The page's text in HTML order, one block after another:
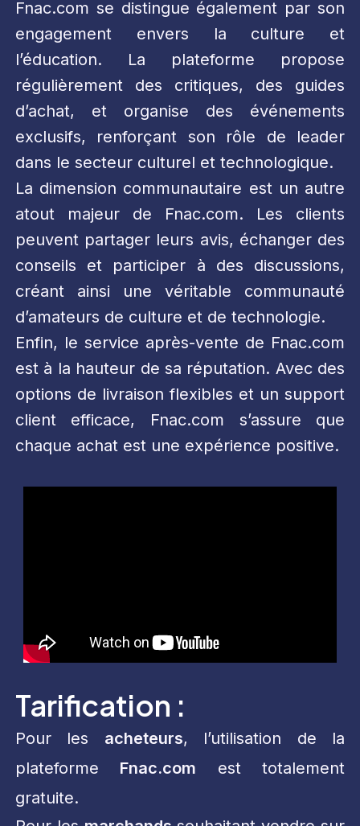
Fnac.com se distingue également par son
engagement envers la culture et
l’éducation. La plateforme propose
régulièrement des critiques, des guides
d’achat, et organise des événements
exclusifs, renforçant son rôle de leader
dans le secteur culturel et technologique.
La dimension communautaire est un autre
atout majeur de Fnac.com. Les clients
peuvent partager leurs avis, échanger des
conseils et participer à des discussions,
créant ainsi une véritable communauté
d’amateurs de culture et de technologie.
Enfin, le service après-vente de Fnac.com
est à la hauteur de sa réputation. Avec des
options de livraison flexibles et un support
client efficace, Fnac.com s’assure que
chaque achat est une expérience positive.
Tarification :
Pour les acheteurs, l’utilisation de la
plateforme Fnac.com est totalement
gratuite.